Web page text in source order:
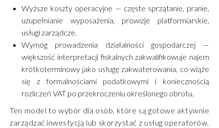
Wyższe koszty operacyjne — częste sprzątanie, pranie,
uzupełnianie wyposażenia, prowizje platformiarskie,
usługi zarządcze.
Wymóg prowadzenia działalności gospodarczej —
większość interpretacji fiskalnych zakwalifikowuje najem
krótkoterminowy jako usługę zakwaterowania, co wiąże
się z formalnościami podatkowymi i koniecznością
rozliczeń VAT po przekroczeniu określonego obrotu.
Ten model to wybór dla osób, które są gotowe aktywnie
zarządzać inwestycją lub skorzystać z usług operatorów,